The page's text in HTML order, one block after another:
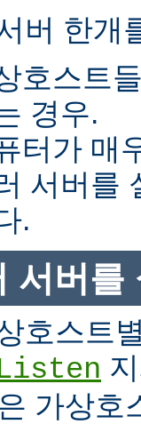
버 한개
호스트
경우.
터가 매
서버를
.
서버를
호스트
가상호